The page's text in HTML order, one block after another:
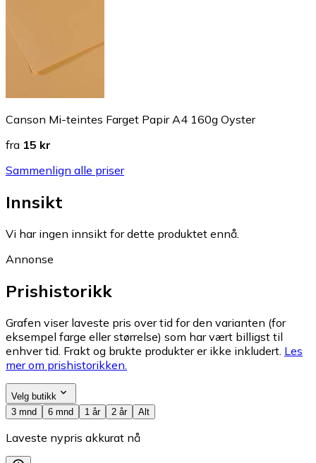
Canson Mi-teintes Farget Papir A4 160g Oyster
fra 15 kr
Sammenlign alle priser
Innsikt
Vi har ingen innsikt for dette produktet ennå.
Annonse
Prishistorikk
Grafen viser laveste pris over tid for den varianten (for
eksempel farge eller størrelse) som har vært billigst til
enhver tid. Frakt og brukte produkter er ikke inkludert. Les
mer om prishistorikken.
Velg butikk
3 mnd
6 mnd 1 år 2 år Alt
Laveste nypris akkurat nå